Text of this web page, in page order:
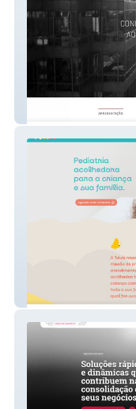
ELA Advogados
Tuiuiú Pediatria